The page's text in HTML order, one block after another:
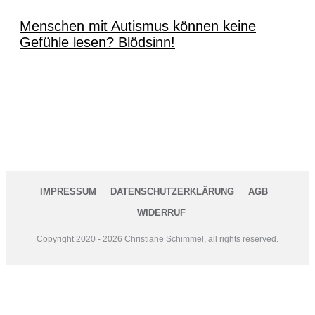
Menschen mit Autismus können keine
Gefühle lesen? Blödsinn!
IMPRESSUM DATENSCHUTZERKLÄRUNG
AGB
WIDERRUF
Copyright 2020 - 2026 Christiane Schimmel, all rights reserved.